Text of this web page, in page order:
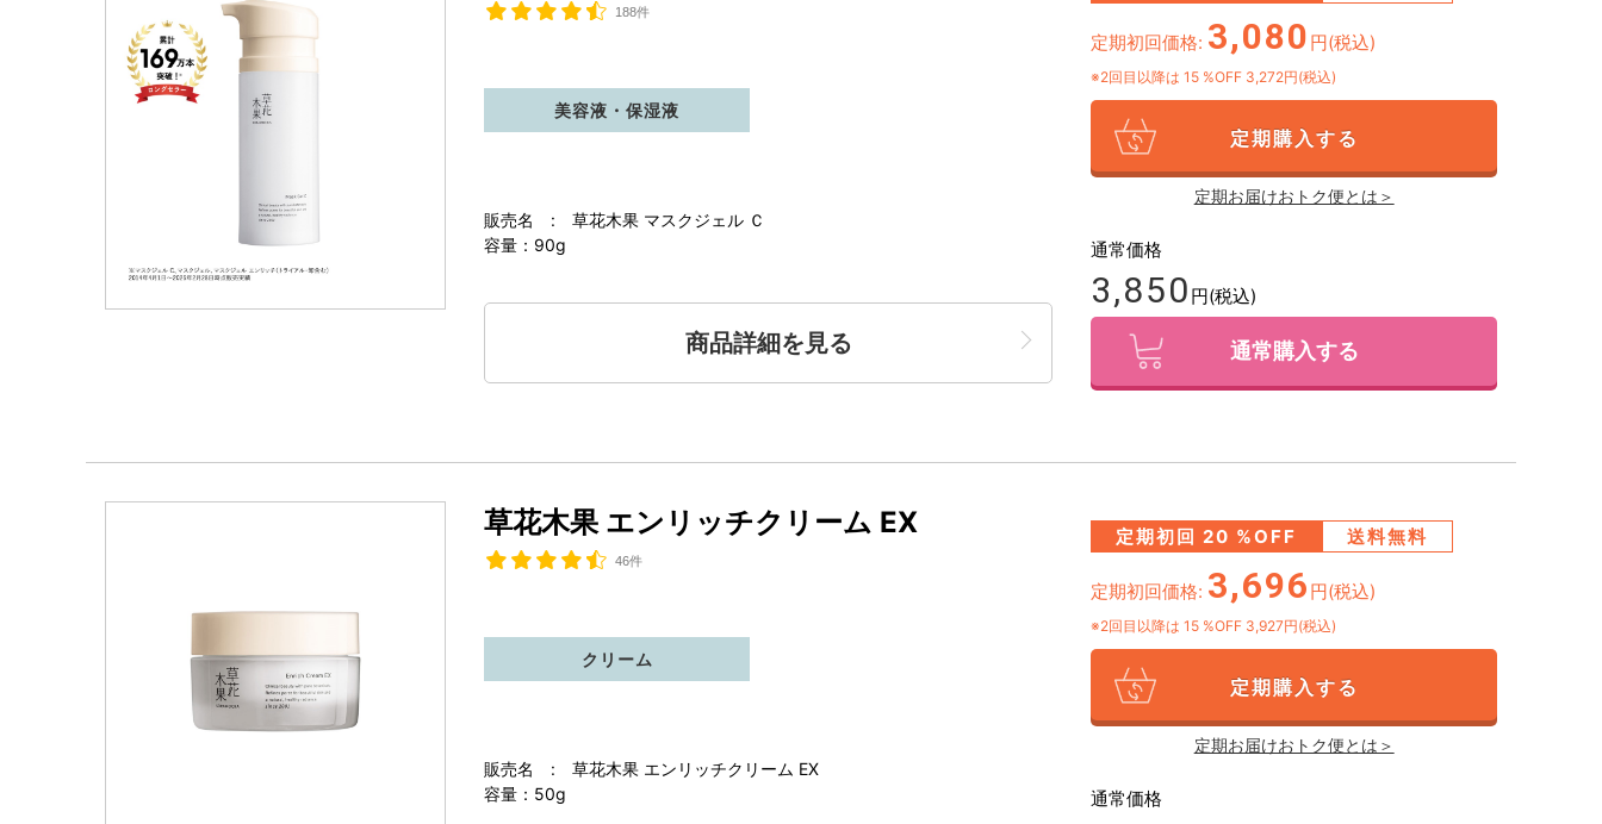
188件
販売名 : 草花木果 マスクジェル Ｃ
容量：90g
美容液・保湿液
商品詳細を見る
定期初回価格: 3,080 円(税込)
※2回目以降は 15 %OFF 3,272円(税込)
定期購入する
定期お届けおトク便とは＞
通常価格
3,850 円(税込)
通常購入する
草花木果 エンリッチクリーム EX
46件
販売名 : 草花木果 エンリッチクリーム EX
容量：50g
クリーム
定期初回 20 %OFF 送料無料
定期初回価格: 3,696 円(税込)
※2回目以降は 15 %OFF 3,927円(税込)
定期購入する
定期お届けおトク便とは＞
通常価格